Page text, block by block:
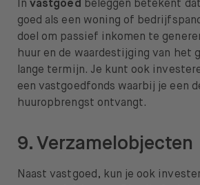
Invastgoed beleggen betekent
goed als een woning of
doel om passief inkomen te
huur en de waardestijging van het
lange termijn. Je kunt ook
een vastgoedfonds waarbij je een
huuropbrengst ontvangt.
9. Verzamelobjecten
Naast vastgoed, kun je ook